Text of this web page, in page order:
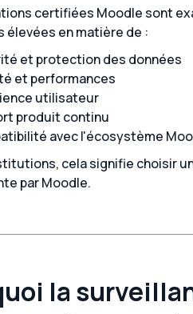
certifiées Moodle sont
élevées en matière de :
et protection des données
et performances
utilisateur
produit continu
avec l'écosystème
cela signifie choisir
par Moodle.
la